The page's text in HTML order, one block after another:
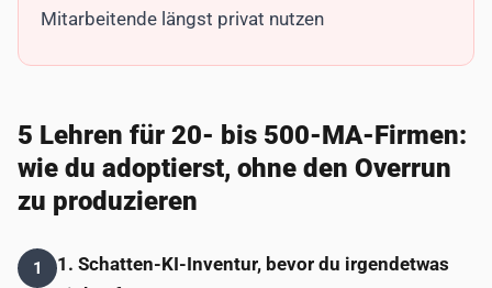
Mitarbeitende längst privat nutzen
5 Lehren für 20- bis 500-MA-Firmen:
wie du adoptierst, ohne den Overrun
zu produzieren
1
1. Schatten-KI-Inventur, bevor du irgendetwas